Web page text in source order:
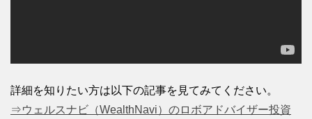
詳細を知りたい方は以下の記事を見てみてください。
⇒ウェルスナビ（WealthNavi）のロボアドバイザー投資